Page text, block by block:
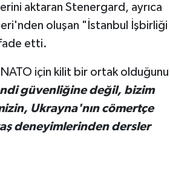
aktaran Stenergard, ayrıca
oluşan "İstanbul İşbirliği
etti.
için kilit bir ortak olduğunu
güvenliğine değil, bizim
Ukrayna'nın cömertçe
deneyimlerinden dersler